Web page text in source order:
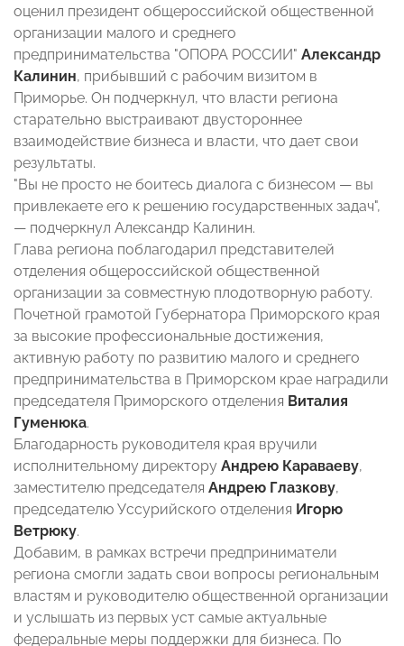
оценил президент общероссийской общественной
организации малого и среднего
предпринимательства "ОПОРА РОССИИ" Александр
Калинин, прибывший с рабочим визитом в
Приморье. Он подчеркнул, что власти региона
старательно выстраивают двустороннее
взаимодействие бизнеса и власти, что дает свои
результаты.
"Вы не просто не боитесь диалога с бизнесом — вы
привлекаете его к решению государственных задач",
— подчеркнул Александр Калинин.
Глава региона поблагодарил представителей
отделения общероссийской общественной
организации за совместную плодотворную работу.
Почетной грамотой Губернатора Приморского края
за высокие профессиональные достижения,
активную работу по развитию малого и среднего
предпринимательства в Приморском крае наградили
председателя Приморского отделения Виталия
Гуменюка.
Благодарность руководителя края вручили
исполнительному директору Андрею Караваеву,
заместителю председателя Андрею Глазкову,
председателю Уссурийского отделения Игорю
Ветрюку.
Добавим, в рамках встречи предприниматели
региона смогли задать свои вопросы региональным
властям и руководителю общественной организации
и услышать из первых уст самые актуальные
федеральные меры поддержки для бизнеса. По